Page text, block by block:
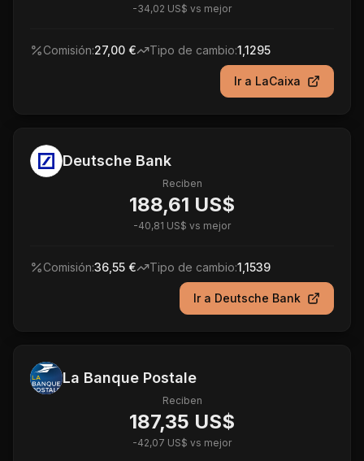
-34,02 US$ vs mejor
Comisión:27,00 € Tipo de cambio:1,1295
Ir a LaCaixa
Deutsche Bank
Reciben
188,61 US$
-40,81 US$ vs mejor
Comisión:36,55 € Tipo de cambio:1,1539
Ir a Deutsche Bank
La Banque Postale
Reciben
187,35 US$
-42,07 US$ vs mejor